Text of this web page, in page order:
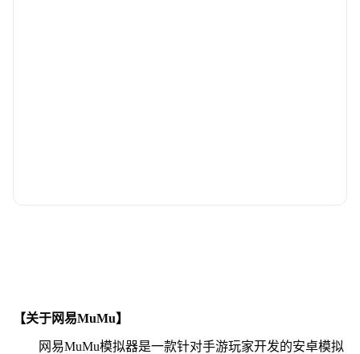
【关于网易MuMu】
网易MuMu模拟器是一款针对手游玩家开发的安卓模拟